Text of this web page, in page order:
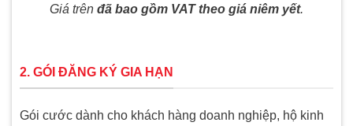
Giá trên đã bao gồm VAT theo giá niêm yết.
2. GÓI ĐĂNG KÝ GIA HẠN
Gói cước dành cho khách hàng doanh nghiệp, hộ kinh